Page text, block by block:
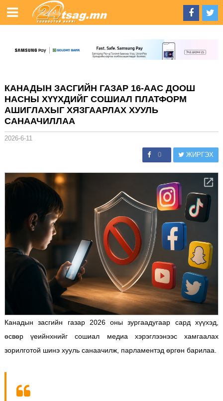
КАНАДЫН ЗАСГИЙН ГАЗАР 16-ААС ДООШ
НАСНЫ ХҮҮХДИЙГ СОШИАЛ ПЛАТФОРМ
АШИГЛАХЫГ ХЯЗГААРЛАХ ХУУЛЬ
САНААЧИЛЛАА
2026-6-11
0 ЖИРГЭХ
Канадын засгийн газар 2026 оны зургаадугаар сард хүүхэд,
өсвөр үеийнхнийг сошиал медиа хэрэглээнээс хамгаалах
зорилготой шинэ хууль санаачилж, парламентэд өргөн барилаа.